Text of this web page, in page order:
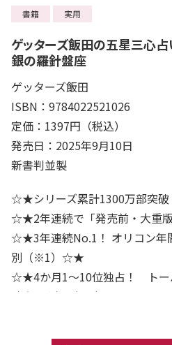
書籍 実用
ゲッターズ飯田の五星三心
銀の羅針盤座
ゲッターズ飯田
ISBN：9784022521026
定価：1397円（税込）
発売日：2025年9月10日
新書判並製
☆★シリーズ累計1300万部突
☆★2年連続で「発売前・大重
☆★3年連続No.1！ オリコン年
別（※1）☆★
☆★4か月1～10位独占！ トー
味実用書）（※2）☆★